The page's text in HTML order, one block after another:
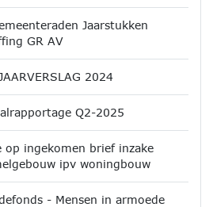
Jaarstukken
GR AV
2024
Q2-2025
op ingekomen brief inzake
ipv woningbouw
- Mensen in armoede